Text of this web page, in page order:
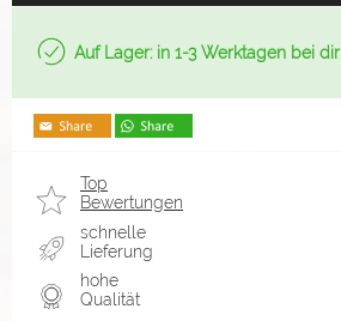
Auf Lager: in 1-3 Werktagen bei dir
Top
Bewertungen
schnelle
Lieferung
hohe
Qualität